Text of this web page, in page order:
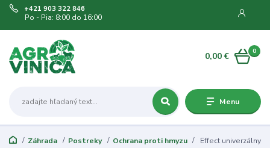
Menu
+421 903 322 846
Po - Pia: 8:00 do 16:00
0
0,00 €
Záhrada Postreky Ochrana proti hmyzu
Effect univerzálny